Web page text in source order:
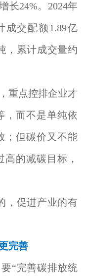
长24%。2024年
成交配额1.89亿
，累计成交量约
重点控排企业才
，而不是单纯依
；但碳价又不能
的减碳目标，
，促进产业的有
完善
“完善碳排放统